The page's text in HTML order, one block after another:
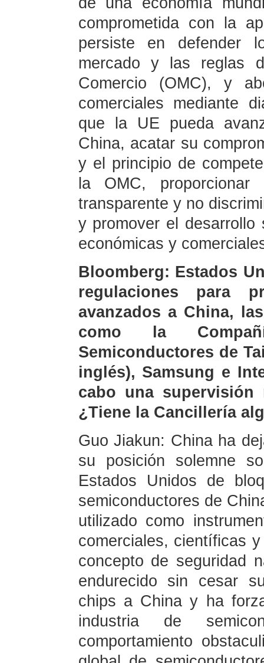
comprometida con la
persiste en defender
mercado y las reglas
Comercio (OMC), y
comerciales mediante
que la UE pueda
China, acatar su
y el principio de
la OMC,
transparente y no
y promover el
económicas y
Bloomberg: Estados
regulaciones para
avanzados a China,
como la
Semiconductores de
inglés), Samsung e
cabo una
¿Tiene la Cancillería
Guo Jiakun: China ha
su posición solemne
Estados Unidos de
semiconductores de
utilizado como
comerciales, científicas
concepto de seguridad
endurecido sin cesar
chips a China y ha
industria de
comportamiento